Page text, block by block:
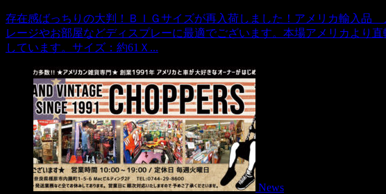
存在感ばっちりの大判！ＢＩＧサイズが再入荷しました！アメリカ輸入品
レージやお部屋などディスプレーに最適でございます。本場アメリカより
しています。サイズ：約61Ｘ...
News